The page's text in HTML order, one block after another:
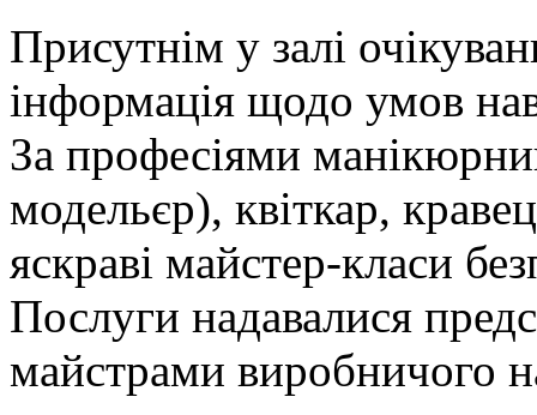
Присутнім у залі
інформація щодо умов
За професіями
модельєр), квіткар,
яскраві майстер-класи
Послуги надавалися
майстрами виробничого